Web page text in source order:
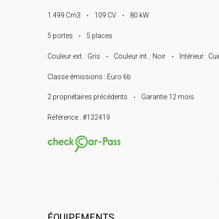
1.499 Cm3 • 109 CV • 80 kW
5 portes • 5 places
Couleur ext. : Gris • Couleur int. : Noir • Intérieur :
Classe émissions : Euro 6b
2 propriétaires précédents • Garantie 12 mois
Référence : #132419